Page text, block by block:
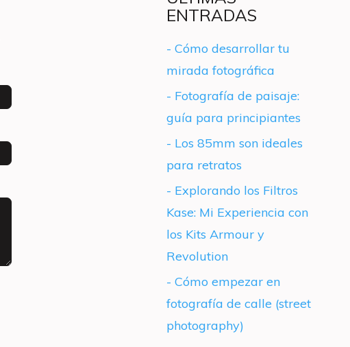
ENTRADAS
- Cómo desarrollar tu
mirada fotográfica
- Fotografía de paisaje:
guía para principiantes
- Los 85mm son ideales
para retratos
- Explorando los Filtros
Kase: Mi Experiencia con
los Kits Armour y
Revolution
- Cómo empezar en
fotografía de calle (street
photography)